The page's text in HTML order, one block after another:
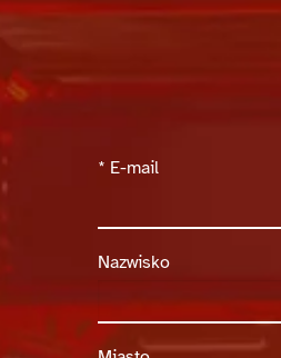
* E-mail
Nazwisko